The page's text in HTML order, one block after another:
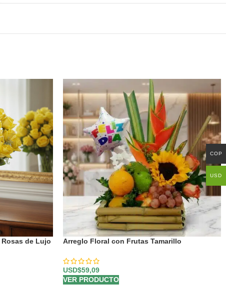
Rosas de Lujo
Arreglo Floral con Frutas Tamarillo
USD$59,09
VER PRODUCTO
COP
USD